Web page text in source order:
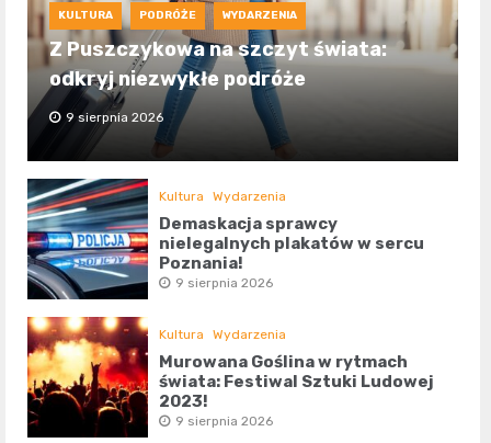
KULTURA PODRÓŻE WYDARZENIA
Z Puszczykowa na szczyt świata:
odkryj niezwykłe podróże
9 sierpnia 2026
Kultura Wydarzenia
Demaskacja sprawcy
nielegalnych plakatów w sercu
Poznania!
9 sierpnia 2026
Kultura Wydarzenia
Murowana Goślina w rytmach
świata: Festiwal Sztuki Ludowej
2023!
9 sierpnia 2026